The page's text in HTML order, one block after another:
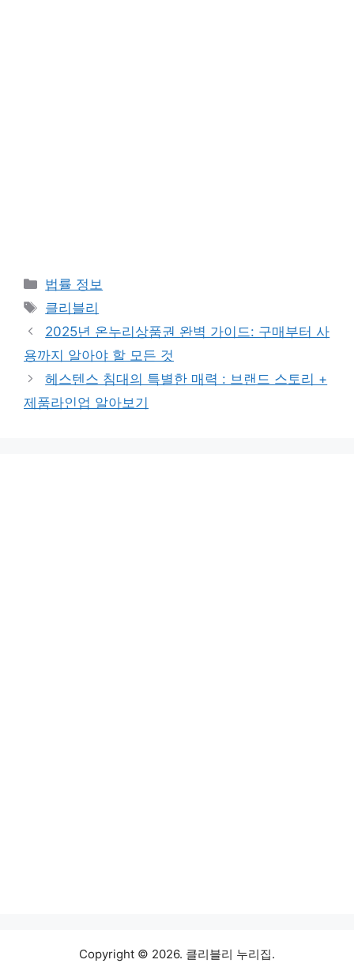
카
테
리
법률 정보
태
그
클리블리
2025년 온누리상품권 완벽 가이드: 구매부터 사
용까지 알아야 할 모든 것
헤스텐스 침대의 특별한 매력 : 브랜드 스토리 +
제품라인업 알아보기
Copyright © 2026. 클리블리 누리집.